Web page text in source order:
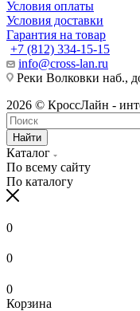
Условия оплаты
Условия доставки
Гарантия на товар
+7 (812) 334-15-15
info@cross-lan.ru
Реки Волковки наб.,
2026 © КроссЛайн -
Найти
Каталог
По всему сайту
По каталогу
0
0
0
Корзина